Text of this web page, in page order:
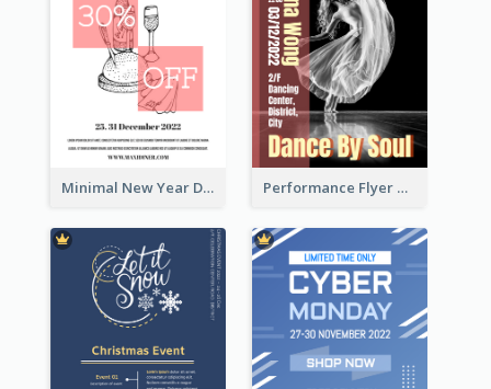
Minimal New Year Dinning Promotion Design Idea Performance Flyer With Monochrome Photo